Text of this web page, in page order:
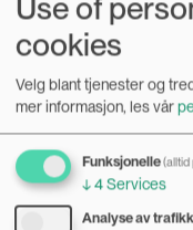
06.04.2018
Hvem lager barn? Er
sædceller? I episode
befruktning, og hva
kjønnsroller og
Bilde
Use of
cookies
Velg blant tjenester og
mer informasjon, les vår
Funksjonelle(alltid
↓4Services
Analyse av trafikk